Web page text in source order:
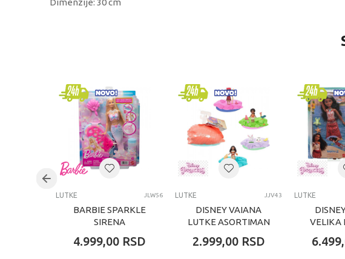
Dimenzije: 30 cm
Pol
Uzrast
Kategorija
LUTKE JLW56
BARBIE SPARKLE
SIRENA
4.999,00 RSD
LUTKE JJV43
DISNEY VAIANA
LUTKE ASORTIMAN
2.999,00 RSD
LUTKE
VELIKA